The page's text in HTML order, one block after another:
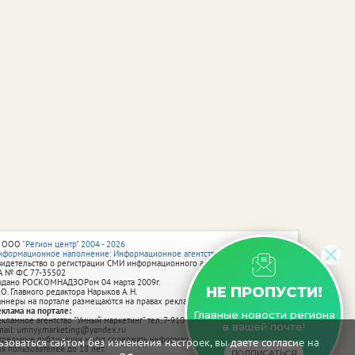
сайтом без изменения настроек, вы даете согласие на
НЕ ПРОПУСТИ!
Главные новости региона
в вашей почте!
"Регион центр" 2004 - 2026
наполнение: Информационное агентство vRossii.ru
о регистрации СМИ информационного агентства vRossii.ru
№ ФС 77‑35502
РОСКОМНАДЗОРом 04 марта 2009г.
Главного редактора Нарыков А. Н.
на портале размещаются на правах рекламы.
на портале:
агентство "Умный маркетинг" тел. 7-910-267-70-40,
umnyy.marketing@yandex.ru
публикации могут содержать информацию, не предназначенную
пользователей до 18 лет.